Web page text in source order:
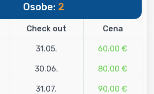
Osobe: 2
Check out Cena
31.05. 60.00 €
30.06. 80.00 €
31.07. 90.00 €